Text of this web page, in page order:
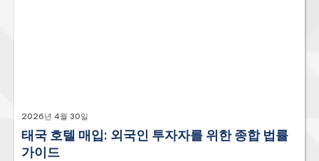
2026년 4월 30일
태국 호텔 매입: 외국인 투자자를 위한 종합 법률
가이드